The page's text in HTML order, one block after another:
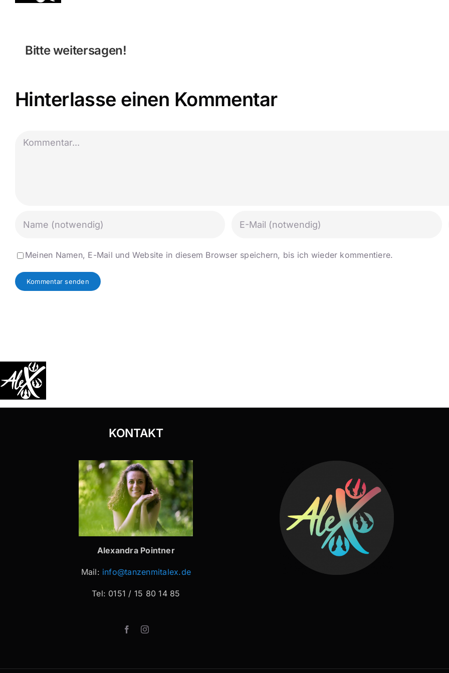
Bitte weitersagen!
Hinterlasse einen Kommentar
Kommentar
Meinen Namen, E-Mail und Website in diesem Browser speichern, bis ich wieder kommentiere.
KONTAKT
Alexandra Pointner
Mail: info@tanzenmitalex.de
Tel: 0151 / 15 80 14 85